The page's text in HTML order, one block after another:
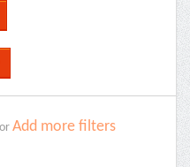
or Add more filters